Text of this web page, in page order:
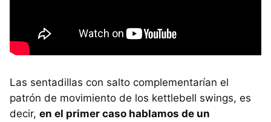
Las sentadillas con salto complementarían el
patrón de movimiento de los kettlebell swings, es
decir, en el primer caso hablamos de un